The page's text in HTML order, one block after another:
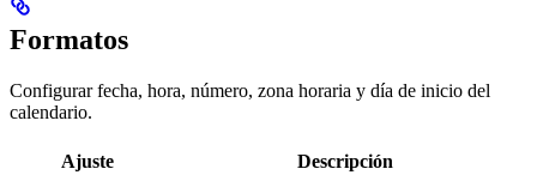
Formatos
Configurar fecha, hora, número, zona horaria y día de inicio del
calendario.
Ajuste
Descripción